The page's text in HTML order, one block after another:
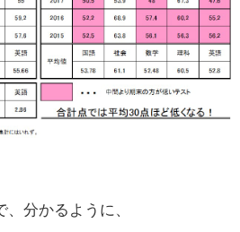
、分かるように、